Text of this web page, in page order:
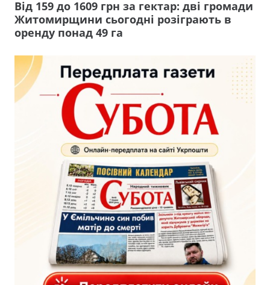
Від 159 до 1609 грн за гектар: дві громади
Житомирщини сьогодні розіграють в
оренду понад 49 га